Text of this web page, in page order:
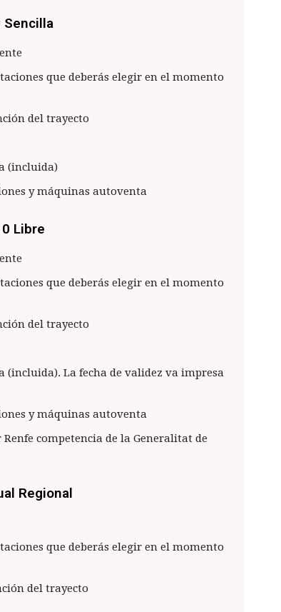
Sencilla
que deberás elegir en el momento
del trayecto
(incluida)
y máquinas autoventa
Libre
que deberás elegir en el momento
del trayecto
(incluida). La fecha de validez va impresa
y máquinas autoventa
competencia de la Generalitat de
Regional
que deberás elegir en el momento
del trayecto